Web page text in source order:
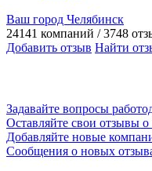
Ваш город Челябинск
24141 компаний / 3748
Добавить отзыв Найти
Задавайте вопросы
Оставляйте свои отзывы о
Добавляйте новые
Сообщения о новых